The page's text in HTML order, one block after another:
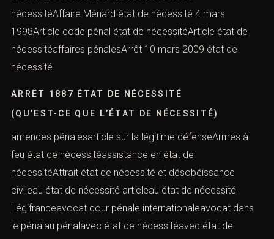
nécessitéAffaire Ménard état de nécessité 4 mars
1998Article code pénal état de nécessitéArticle état de
nécessitéaffaires pénalesArrêt 10 mars 2009 état de
nécessité
ARRÊT 1887 ÉTAT DE NÉCESSITÉ
(QU’EST-CE QUE L’ÉTAT DE NÉCESSITÉ)
amendes pénalesarticle sur la légitime défenseArmes à
feu état de nécessitéassistance en état de
nécessitéAttrait état de nécessité et désobéissance
civileau état de nécessité articleau état de nécessité
Légifranceavocat cour pénale internationaleavocat dans
le pénalau pénalavec état de nécessitéavec état de